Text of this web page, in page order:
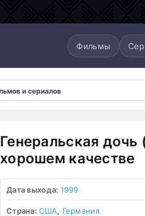
Фильмы
Генеральская
хорошем качестве
Дата выхода: 1999
Страна:США, Германия